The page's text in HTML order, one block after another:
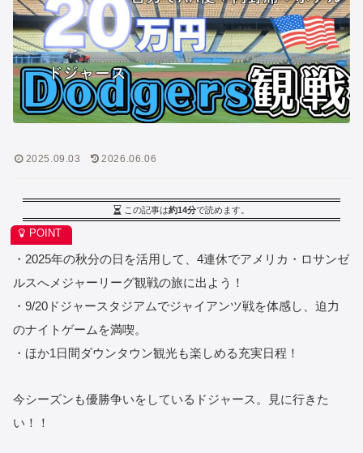
2025.09.03 2026.06.06
この記事は約14分で読めます。
・2025年の秋分の日を活用して、4連休でアメリカ・ロサンゼ
ルスへメジャーリーグ観戦の旅に出よう！
・9/20ドジャースタジアムでジャイアンツ戦を体感し、迫力
のナイトゲームを満喫。
・ほか1日間ダウンタウン観光も楽しめる充実日程！
今シーズンも優勝争いをしているドジャース。見に行きた
い！！